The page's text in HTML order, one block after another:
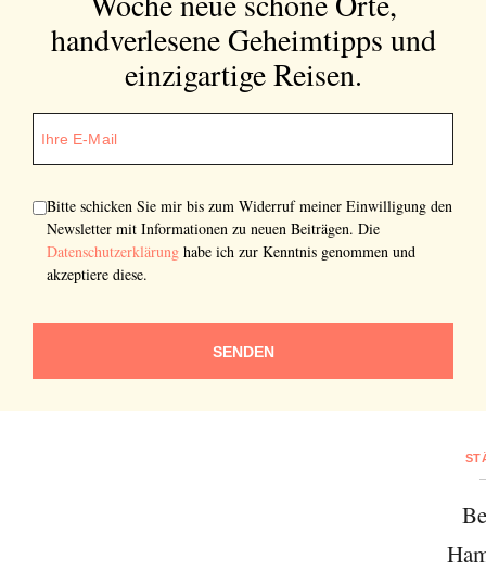
handverlesene Geheimtipps und
einzigartige Reisen.
Bitte schicken Sie mir bis zum Widerruf meiner Einwilligung den
Newsletter mit Informationen zu neuen Beiträgen. Die
Datenschutzerklärung habe ich zur Kenntnis genommen und
akzeptiere diese.
SENDEN